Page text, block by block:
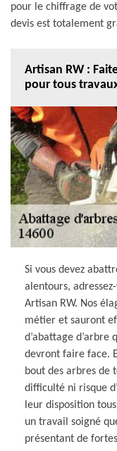
pour le chiffrage de
devis est totalement
Artisan RW :
pour tous
Si vous devez
alentours,
Artisan RW. Nos
métier et sauront
d’abattage
devront faire face.
bout des arbres de
difficulté ni risque
leur disposition
un travail soigné
présentant de